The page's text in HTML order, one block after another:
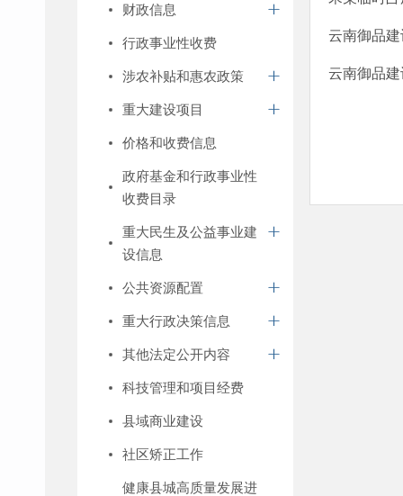
财政信息
行政事业性收费
涉农补贴和惠农政策
重大建设项目
价格和收费信息
政府基金和行政事业性
收费目录
重大民生及公益事业建
设信息
公共资源配置
重大行政决策信息
其他法定公开内容
科技管理和项目经费
县域商业建设
社区矫正工作
健康县城高质量发展进
云南御品
云南御品